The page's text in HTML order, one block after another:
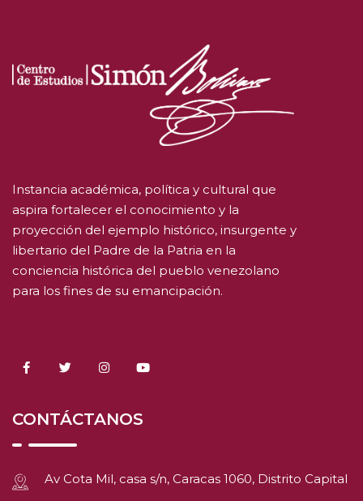
Instancia académica, política y cultural que
aspira fortalecer el conocimiento y la
proyección del ejemplo histórico, insurgente y
libertario del Padre de la Patria en la
conciencia histórica del pueblo venezolano
para los fines de su emancipación.
CONTÁCTANOS
Av Cota Mil, casa s/n, Caracas 1060, Distrito Capital